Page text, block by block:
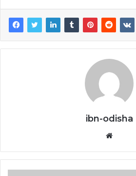
ibn-odisha
Website